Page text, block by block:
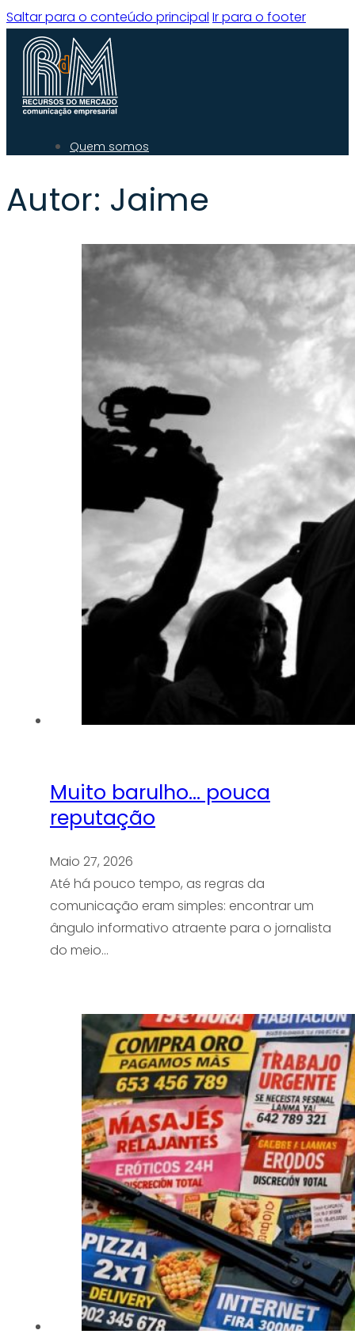
Saltar para o conteúdo principal Ir para o footer
Quem somos
Experiência
Serviços
Blog
Quem Somos
O Que Fazemos
Experiência
Serviços
Clientes
Blog
Contacto
Autor: Jaime
Muito barulho… pouca
reputação
Maio 27, 2026
Até há pouco tempo, as regras da
comunicação eram simples: encontrar um
ângulo informativo atraente para o jornalista
do meio…